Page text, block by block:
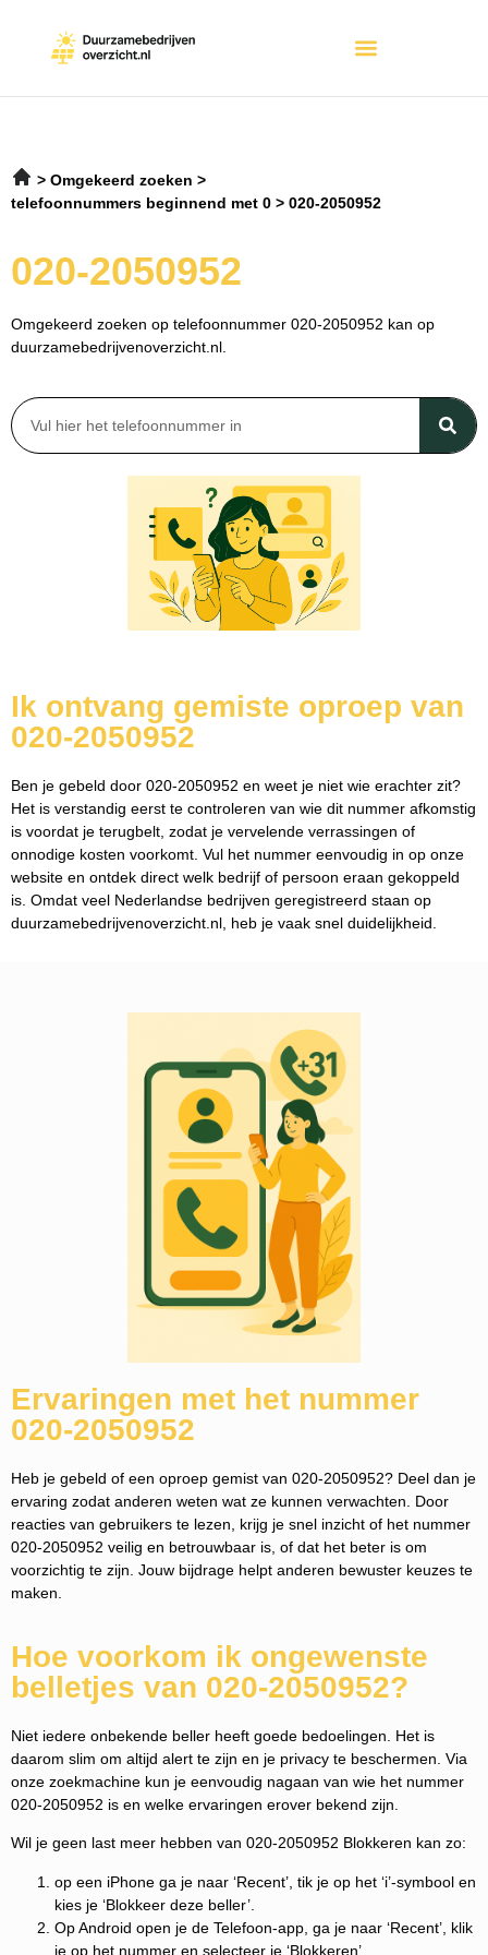
Omgekeerd zoeken
telefoonnummers beginnend met 0
020-2050952
020-2050952
Omgekeerd zoeken op telefoonnummer 020-2050952 kan op
duurzamebedrijvenoverzicht.nl.
Ik ontvang gemiste oproep van
020-2050952
Ben je gebeld door 020-2050952 en weet je niet wie erachter zit?
Het is verstandig eerst te controleren van wie dit nummer afkomstig
is voordat je terugbelt, zodat je vervelende verrassingen of
onnodige kosten voorkomt. Vul het nummer eenvoudig in op onze
website en ontdek direct welk bedrijf of persoon eraan gekoppeld
is. Omdat veel Nederlandse bedrijven geregistreerd staan op
duurzamebedrijvenoverzicht.nl, heb je vaak snel duidelijkheid.
Ervaringen met het nummer
020-2050952
Heb je gebeld of een oproep gemist van 020-2050952? Deel dan je
ervaring zodat anderen weten wat ze kunnen verwachten. Door
reacties van gebruikers te lezen, krijg je snel inzicht of het nummer
020-2050952 veilig en betrouwbaar is, of dat het beter is om
voorzichtig te zijn. Jouw bijdrage helpt anderen bewuster keuzes te
maken.
Hoe voorkom ik ongewenste
belletjes van 020-2050952?
Niet iedere onbekende beller heeft goede bedoelingen. Het is
daarom slim om altijd alert te zijn en je privacy te beschermen. Via
onze zoekmachine kun je eenvoudig nagaan van wie het nummer
020-2050952 is en welke ervaringen erover bekend zijn.
Wil je geen last meer hebben van 020-2050952 Blokkeren kan zo:
op een iPhone ga je naar ‘Recent’, tik je op het ‘i’-symbool en
kies je ‘Blokkeer deze beller’.
Op Android open je de Telefoon-app, ga je naar ‘Recent’, klik
je op het nummer en selecteer je ‘Blokkeren’.